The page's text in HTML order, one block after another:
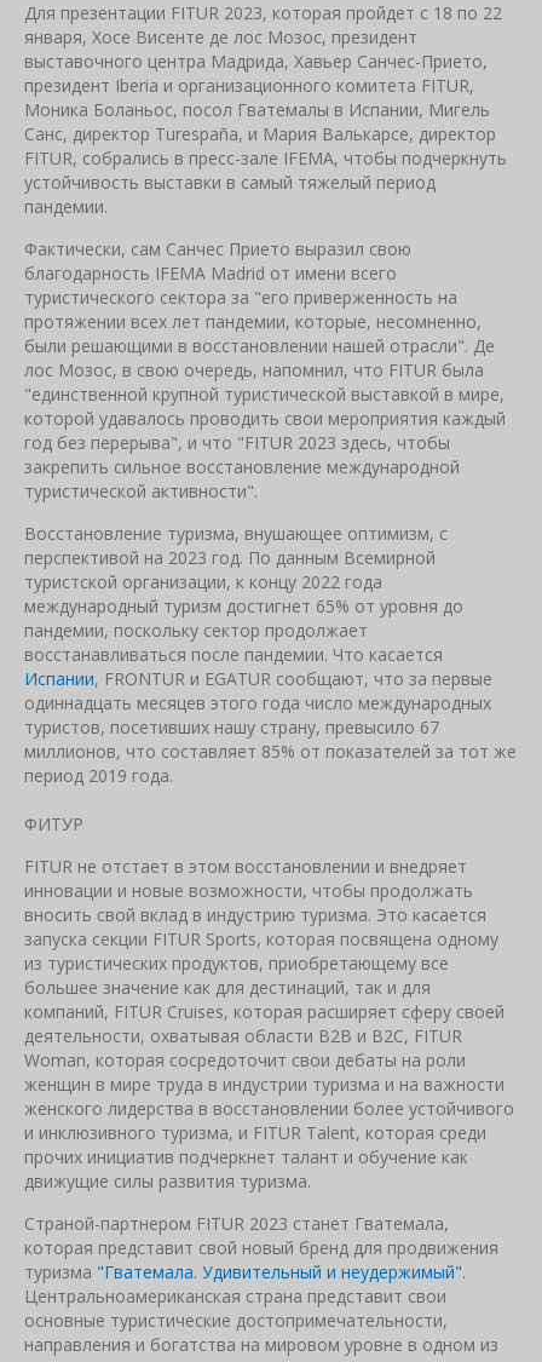
Для презентации FITUR 2023, которая пройдет с 18 по 22
января, Хосе Висенте де лос Мозос, президент
выставочного центра Мадрида, Хавьер Санчес-Прието,
президент Iberia и организационного комитета FITUR,
Моника Боланьос, посол Гватемалы в Испании, Мигель
Санс, директор Turespaña, и Мария Валькарсе, директор
FITUR, собрались в пресс-зале IFEMA, чтобы подчеркнуть
устойчивость выставки в самый тяжелый период
пандемии.
Фактически, сам Санчес Прието выразил свою
благодарность IFEMA Madrid от имени всего
туристического сектора за "его приверженность на
протяжении всех лет пандемии, которые, несомненно,
были решающими в восстановлении нашей отрасли". Де
лос Мозос, в свою очередь, напомнил, что FITUR была
"единственной крупной туристической выставкой в мире,
которой удавалось проводить свои мероприятия каждый
год без перерыва", и что "FITUR 2023 здесь, чтобы
закрепить сильное восстановление международной
туристической активности".
Восстановление туризма, внушающее оптимизм, с
перспективой на 2023 год. По данным Всемирной
туристской организации, к концу 2022 года
международный туризм достигнет 65% от уровня до
пандемии, поскольку сектор продолжает
восстанавливаться после пандемии. Что касается
Испании, FRONTUR и EGATUR сообщают, что за первые
одиннадцать месяцев этого года число международных
туристов, посетивших нашу страну, превысило 67
миллионов, что составляет 85% от показателей за тот же
период 2019 года.
ФИТУР
FITUR не отстает в этом восстановлении и внедряет
инновации и новые возможности, чтобы продолжать
вносить свой вклад в индустрию туризма. Это касается
запуска секции FITUR Sports, которая посвящена одному
из туристических продуктов, приобретающему все
большее значение как для дестинаций, так и для
компаний, FITUR Cruises, которая расширяет сферу своей
деятельности, охватывая области B2B и B2C, FITUR
Woman, которая сосредоточит свои дебаты на роли
женщин в мире труда в индустрии туризма и на важности
женского лидерства в восстановлении более устойчивого
и инклюзивного туризма, и FITUR Talent, которая среди
прочих инициатив подчеркнет талант и обучение как
движущие силы развития туризма.
Страной-партнером FITUR 2023 станет Гватемала,
которая представит свой новый бренд для продвижения
туризма "Гватемала. Удивительный и неудержимый".
Центральноамериканская страна представит свои
основные туристические достопримечательности,
направления и богатства на мировом уровне в одном из